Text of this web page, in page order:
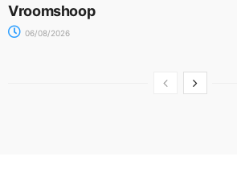
Vroomshoop
06/08/2026